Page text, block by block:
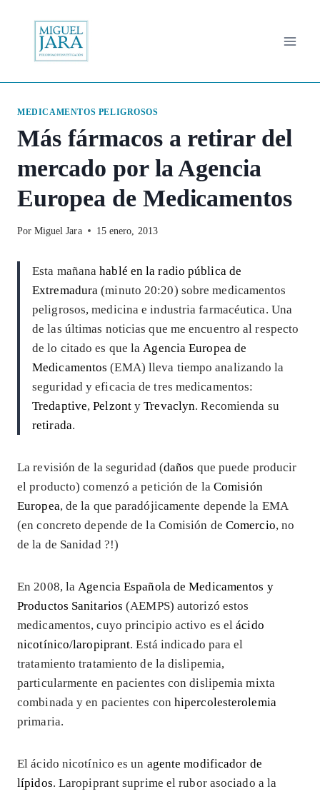
contenido
MEDICAMENTOS PELIGROSOS
Más fármacos a retirar del
mercado por la Agencia
Europea de Medicamentos
Por Miguel Jara 15 enero, 2013
Esta mañanahablé en la radio pública de
Extremadura(minuto 20:20) sobre medicamentos
peligrosos, medicina e industria farmacéutica. Una
de las últimas noticias que me encuentro al respecto
de lo citado es que la Agencia Europea de
Medicamentos (EMA) lleva tiempo analizando la
seguridad y eficacia de tres medicamentos:
Tredaptive,PelzontyTrevaclyn. Recomienda su
retirada.
La revisión de la seguridad (daños que puede producir
el producto) comenzó a petición de la Comisión
Europea, de la que paradójicamente depende la EMA
(en concreto depende de la Comisión de Comercio, no
de la de Sanidad ?!)
En 2008, la Agencia Española de Medicamentos y
Productos Sanitarios (AEMPS) autorizó estos
medicamentos, cuyo principio activo es el ácido
nicotínico/laropiprant. Está indicado para el
tratamiento tratamiento de la dislipemia,
particularmente en pacientes con dislipemia mixta
combinada y en pacientes con hipercolesterolemia
primaria.
El ácido nicotínico es un agente modificador de
lípidos. Laropiprant suprime el rubor asociado a la